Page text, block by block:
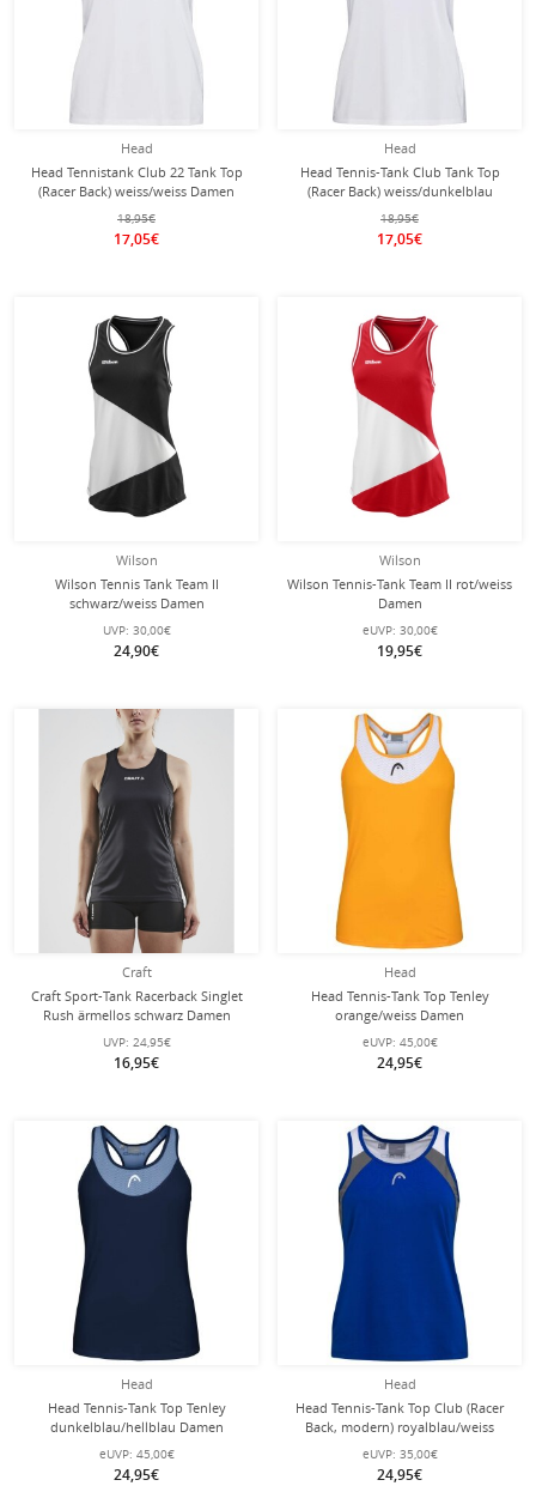
Head
Head Tennistank Club 22 Tank Top
(Racer Back) weiss/weiss Damen
18,95€
17,05€
Head
Head Tennis-Tank Club Tank Top
(Racer Back) weiss/dunkelblau
Damen
18,95€
17,05€
Wilson
Wilson Tennis Tank Team II
schwarz/weiss Damen
UVP: 30,00€
24,90€
Wilson
Wilson Tennis-Tank Team II rot/weiss
Damen
eUVP: 30,00€
19,95€
Craft
Craft Sport-Tank Racerback Singlet
Rush ärmellos schwarz Damen
UVP: 24,95€
16,95€
Head
Head Tennis-Tank Top Tenley
orange/weiss Damen
eUVP: 45,00€
24,95€
Head
Head Tennis-Tank Top Tenley
dunkelblau/hellblau Damen
eUVP: 45,00€
24,95€
Head
Head Tennis-Tank Top Club (Racer
Back, modern) royalblau/weiss
Mädchen
eUVP: 35,00€
24,95€